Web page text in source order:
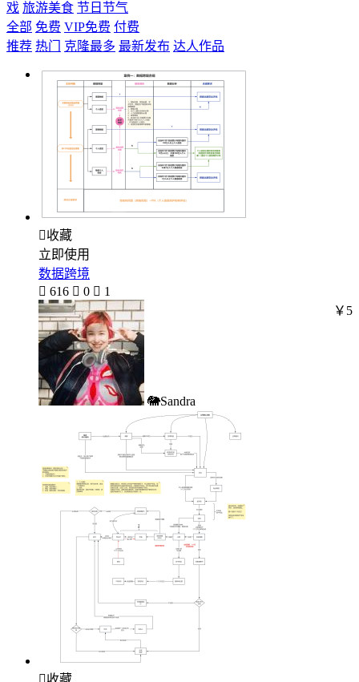
戏 旅游美食 节日节气
全部 免费 VIP免费 付费
推荐 热门 克隆最多 最新发布 达人作品
收藏
立即使用
数据跨境
 616  0  1
🐘Sandra
￥5
收藏